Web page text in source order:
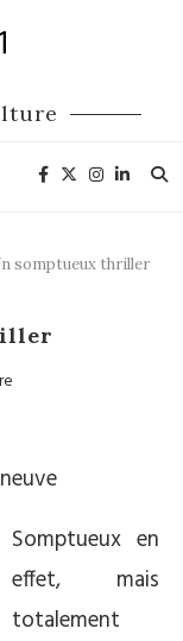
somptueux thriller
Somptueux en
effet, mais
totalement